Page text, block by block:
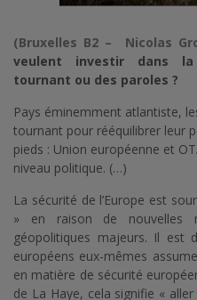
(Bruxelles B2 – Nicolas
veulent investir dans la
tournant ou des paroles ?
Pays éminemment atlantiste,
tournant pour rééquilibrer leur
pieds : Union européenne et
niveau politique. (…)
La sécurité de l’Europe est
» en raison de nouvelles
géopolitiques majeurs. Il est
européens eux-mêmes
en matière de sécurité
de La Haye, cela signifie «